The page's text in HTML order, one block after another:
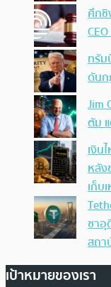
ศึกชิ
ทรัม
ดันก
Jim
ตัม
เงิน
หลัง
เก็บ
ซาอุ
สถา
เป้าหมายของเรา